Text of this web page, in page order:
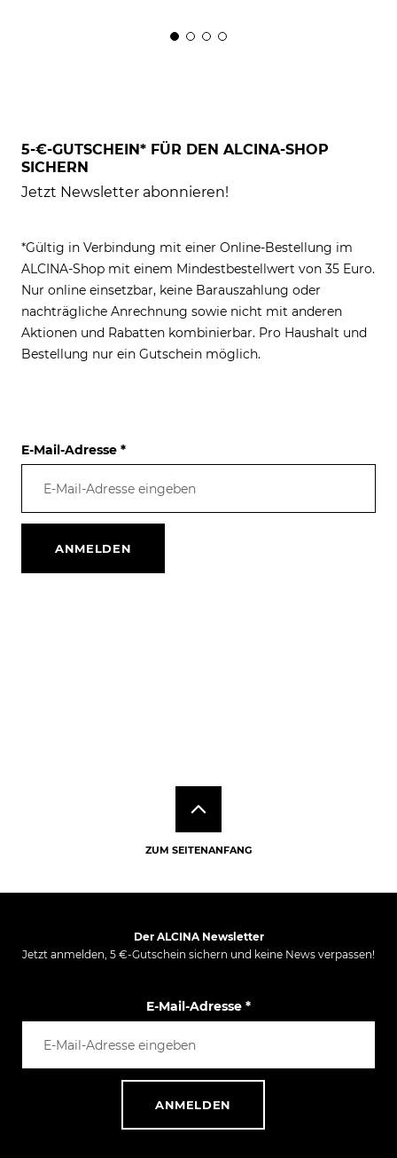
5-€-GUTSCHEIN* FÜR DEN ALCINA-SHOP
SICHERN
Jetzt Newsletter abonnieren!
*Gültig in Verbindung mit einer Online-Bestellung im
ALCINA-Shop mit einem Mindestbestellwert von 35 Euro.
Nur online einsetzbar, keine Barauszahlung oder
nachträgliche Anrechnung sowie nicht mit anderen
Aktionen und Rabatten kombinierbar. Pro Haushalt und
Bestellung nur ein Gutschein möglich.
E-Mail-Adresse *
ANMELDEN
ZUM SEITENANFANG
Der ALCINA Newsletter
Jetzt anmelden, 5 €-Gutschein sichern und keine News verpassen!
E-Mail-Adresse *
ANMELDEN